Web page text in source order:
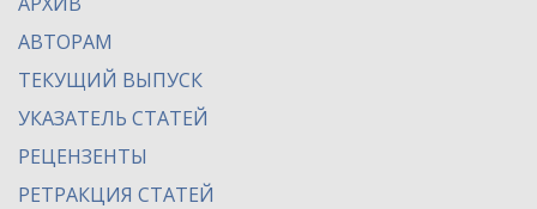
АВТОРАМ
ТЕКУЩИЙ ВЫПУСК
УКАЗАТЕЛЬ СТАТЕЙ
РЕЦЕНЗЕНТЫ
РЕТРАКЦИЯ СТАТЕЙ